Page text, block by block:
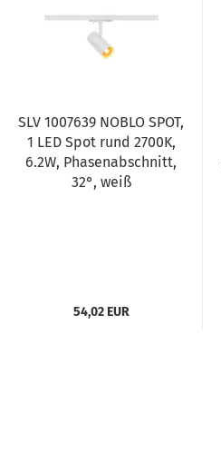
SLV 1007639 NOBLO SPOT,
1 LED Spot rund 2700K,
6.2W, Phasenabschnitt,
32°, weiß
54,02 EUR